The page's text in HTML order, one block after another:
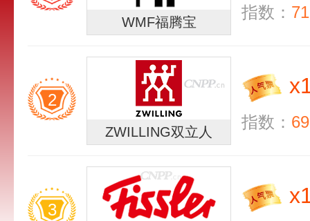
WMF福腾宝
指数：
2
ZWILLING双立人
x
指数：
3
x